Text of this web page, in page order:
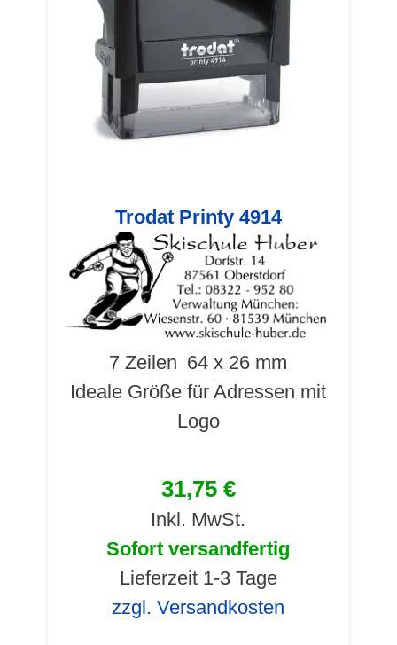
Trodat Printy 4914
7 Zeilen 64 x 26 mm
Ideale Größe für Adressen mit
Logo
31,75 €
Inkl. MwSt.
Sofort versandfertig
Lieferzeit 1-3 Tage
zzgl. Versandkosten